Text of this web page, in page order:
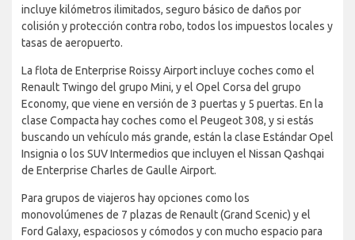
incluye kilómetros ilimitados, seguro básico de daños por
colisión y protección contra robo, todos los impuestos locales y
tasas de aeropuerto.
La flota de Enterprise Roissy Airport incluye coches como el
Renault Twingo del grupo Mini, y el Opel Corsa del grupo
Economy, que viene en versión de 3 puertas y 5 puertas. En la
clase Compacta hay coches como el Peugeot 308, y si estás
buscando un vehículo más grande, están la clase Estándar Opel
Insignia o los SUV Intermedios que incluyen el Nissan Qashqai
de Enterprise Charles de Gaulle Airport.
Para grupos de viajeros hay opciones como los
monovolúmenes de 7 plazas de Renault (Grand Scenic) y el
Ford Galaxy, espaciosos y cómodos y con mucho espacio para